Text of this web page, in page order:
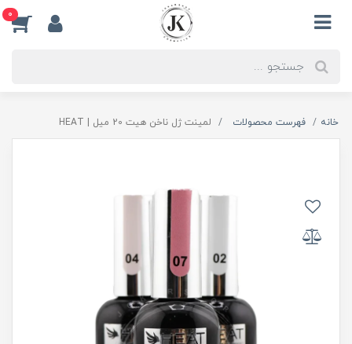
0
خانه فهرست محصولات لمینت ژل ناخن هیت 20 میل | HEAT